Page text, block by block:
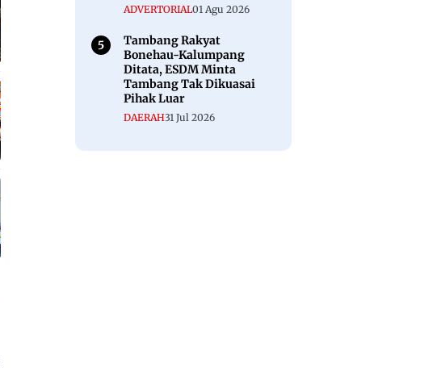
ADVERTORIAL01 Agu 2026
Tambang Rakyat
Bonehau-Kalumpang
Ditata, ESDM Minta
Tambang Tak Dikuasai
Pihak Luar
DAERAH31 Jul 2026